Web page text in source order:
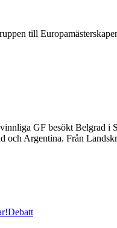
till
GF besökt
och Argentina. Från
Debatt